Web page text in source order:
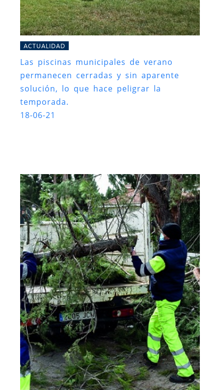
ACTUALIDAD
Las piscinas municipales de verano
permanecen cerradas y sin aparente
solución, lo que hace peligrar la
temporada.
18-06-21